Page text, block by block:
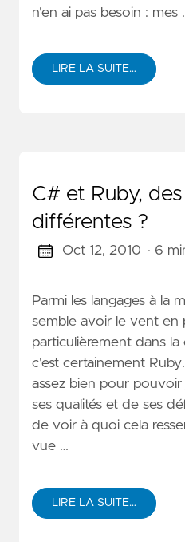
n'en ai pas besoin : mes
LIRE LA SUITE…
C# et Ruby,
différentes ?
Oct 12, 2010 · 6
Parmi les langages à la
semble avoir le vent en
particulièrement dans la
c'est certainement
assez bien pour
ses qualités et de ses
de voir à quoi cela
vue …
LIRE LA SUITE…